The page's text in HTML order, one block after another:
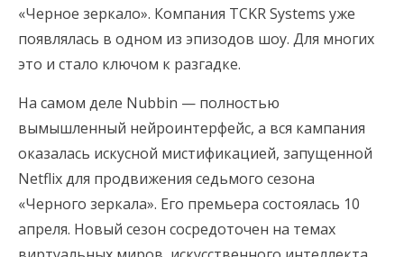
«Черное зеркало». Компания TCKR Systems уже
появлялась в одном из эпизодов шоу. Для многих
это и стало ключом к разгадке.
На самом деле Nubbin — полностью
вымышленный нейроинтерфейс, а вся кампания
оказалась искусной мистификацией, запущенной
Netflix для продвижения седьмого сезона
«Черного зеркала». Его премьера состоялась 10
апреля. Новый сезон сосредоточен на темах